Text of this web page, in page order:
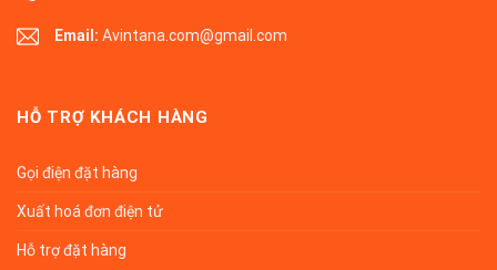
Email: Avintana.com@gmail.com
HỖ TRỢ KHÁCH HÀNG
Gọi điện đặt hàng
Xuất hoá đơn điện tử
Hỗ trợ đặt hàng